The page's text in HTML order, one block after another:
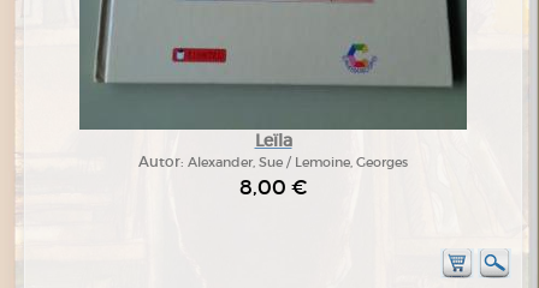
Leïla
Autor: Alexander, Sue / Lemoine, Georges
8,00 €